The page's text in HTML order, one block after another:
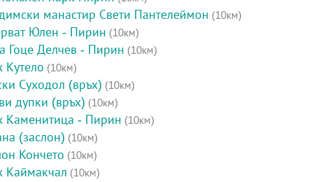
манастир Свети Пантелеймон (10км)
Юлен - Пирин (10км)
Гоце Делчев - Пирин (10км)
Кутело (10км)
Суходол (връх) (10км)
дупки (връх) (10км)
Каменитица - Пирин (10км)
(заслон) (10км)
Кончето (10км)
Каймакчал (10км)